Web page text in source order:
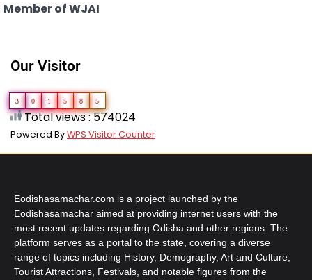
Member of WJAI
Our Visitor
3 0 1 5 8 5
Total views : 574024
Powered ByWPS Visitor Counter
Eodishasamachar.com is a project launched by the
Eodishasamachar aimed at providing internet users with the
most recent updates regarding Odisha and other regions. The
platform serves as a portal to the state, covering a diverse
range of topics including History, Demography, Art and Culture,
Tourist Attractions, Festivals, and notable figures from the